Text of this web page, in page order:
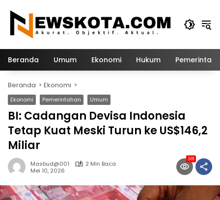
konten
Beranda Umum Ekonomi Hukum
Beranda Ekonomi
Ekonomi Pemerintahan Umum
BI: Cadangan Devisa Indonesia
Tetap Kuat Meski Turun ke US$146,2
Miliar
Masbud@001
2 Min Baca
Mei 10, 2026
381